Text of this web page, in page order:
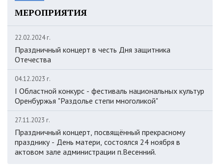
МЕРОПРИЯТИЯ
22.02.2024 г.
Праздничный концерт в честь Дня защитника
Отечества
04.12.2023 г.
I Областной конкурс - фестиваль национальных культур
Оренбуржья "Раздолье степи многоликой"
27.11.2023 г.
Праздничный концерт, посвящённый прекрасному
празднику - День матери, состоялся 24 ноября в
актовом зале администрации п.Весенний.